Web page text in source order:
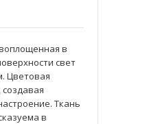
в
свет
Цветовая
Ткань
в